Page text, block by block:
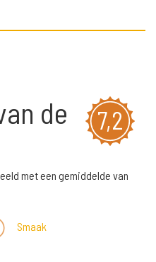
7,2
de
met een gemiddelde van
Smaak